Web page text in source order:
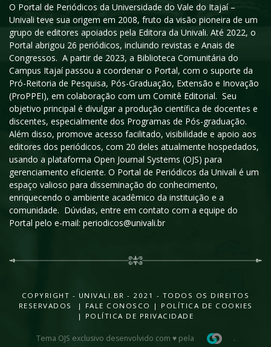
O Portal de Periódicos da Universidade do Vale do Itajaí –
Univali teve sua origem em 2008, fruto da visão pioneira de um
grupo de editores apoiados pela Editora da Univali. Até 2022, o
Portal abrigou 26 periódicos, incluindo revistas e Anais de
Congressos. A partir de 2023, a Biblioteca Comunitária do
Campus Itajaí passou a coordenar o Portal, com o suporte da
Pró-Reitoria de Pesquisa, Pós-Graduação, Extensão e Inovação
(ProPPEI), em colaboração com um Comitê Editorial. Seu
objetivo principal é divulgar a produção científica de docentes e
discentes, especialmente dos Programas de Pós-graduação.
Além disso, promove acesso facilitado, visibilidade e apoio aos
editores dos periódicos, com 20 deles atualmente hospedados,
usando a plataforma Open Journal Systems (OJS) para
gerenciamento eficiente. O Portal de Periódicos da Univali é um
espaço valioso para disseminação do conhecimento,
enriquecendo o ambiente acadêmico da instituição e a
comunidade. Dúvidas, entre em contato com a equipe do
Portal pelo e-mail: periodicos@univali.br
COPYRIGHT - UNIVALI.BR - 2021 - TODOS OS DIREITOS
RESERVADOS |
FALE CONOSCO | POLÍTICA DE COOKIES
| POLÍTICA DE PRIVACIDADE
Tema OJS exclusivo desenvolvido com ♥ pela .